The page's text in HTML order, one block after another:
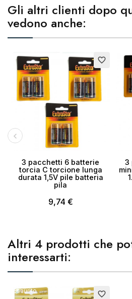
Gli altri clienti dopo
vedono anche:
favorite_border
3 pacchetti 6 batterie
torcia C torcione lunga
durata 1,5V pile batteria
pila
9,74 €
3
Altri 4 prodotti che
interessarti:
Esaurito favorite_border
Crea lista dei desideri
Annulla